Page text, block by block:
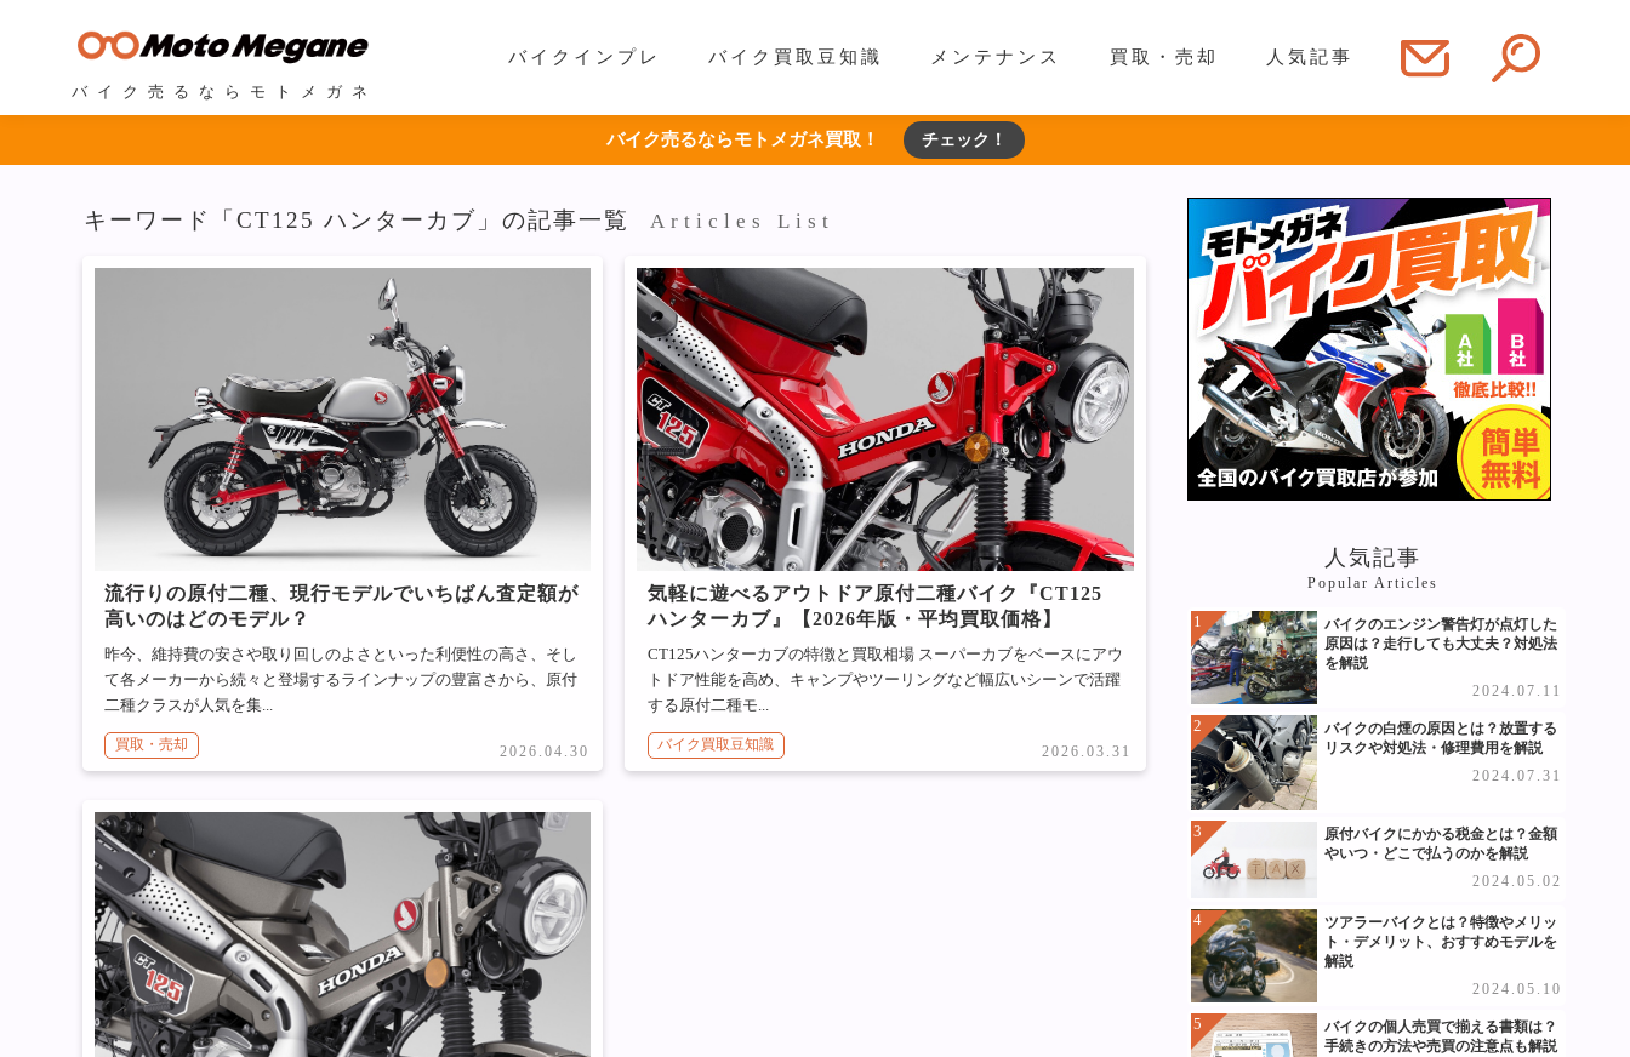
バイク売るならモトメガネ
バイクインプレ バイク買取豆知識 メンテナンス 買取・売却 人気記事
バイク売るならモトメガネ買取！ チェック！
キーワード「CT125 ハンターカブ」の記事一覧 Articles List
流行りの原付二種、現行モデルでいちばん査定額が
高いのはどのモデル？
昨今、維持費の安さや取り回しのよさといった利便性の高さ、そし
て各メーカーから続々と登場するラインナップの豊富さから、原付
二種クラスが人気を集...
買取・売却 2026.04.30
気軽に遊べるアウトドア原付二種バイク『CT125
ハンターカブ』【2026年版・平均買取価格】
CT125ハンターカブの特徴と買取相場 スーパーカブをベースにアウ
トドア性能を高め、キャンプやツーリングなど幅広いシーンで活躍
する原付二種モ...
バイク買取豆知識 2026.03.31
人気記事
Popular Articles
バイクのエンジン警告灯が点灯した
原因は？走行しても大丈夫？対処法
を解説
2024.07.11
バイクの白煙の原因とは？放置する
リスクや対処法・修理費用を解説
2024.07.31
原付バイクにかかる税金とは？金額
やいつ・どこで払うのかを解説
2024.05.02
ツアラーバイクとは？特徴やメリッ
ト・デメリット、おすすめモデルを
解説
2024.05.10
バイクの個人売買で揃える書類は？
手続きの方法や売買の注意点も解説